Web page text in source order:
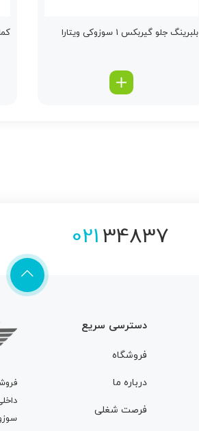
بلبرینگ جلو گیربكس 1 سوزوکی ویتارا
02134837
دسترسی سریع
فروشگاه
درباره ما
فرصت شغلی